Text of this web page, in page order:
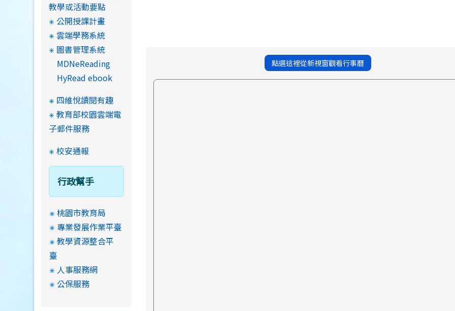
點選這裡從新視窗觀看行事曆
教學或活動要點
公開授課計畫
雲端學務系統
圖書管理系統
MDNeReading
HyRead ebook
四維悅讀閱有趣
教育部校園雲端電
子郵件服務
校安通報
行政幫手
桃園市教育局
專業發展作業平臺
教學資源整合平
臺
人事服務網
公保服務